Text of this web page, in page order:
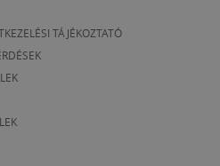
TÁJÉKOZTATÓ